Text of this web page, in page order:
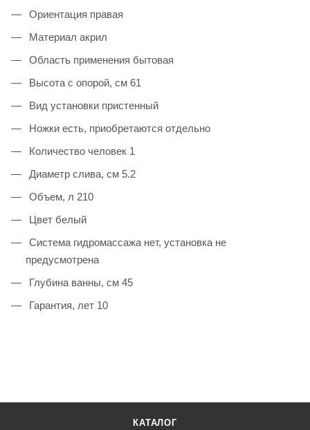
Ориентация правая
Материал акрил
Область применения бытовая
Высота с опорой, см 61
Вид установки пристенный
Ножки есть, приобретаются отдельно
Количество человек 1
Диаметр слива, см 5.2
Объем, л 210
Цвет белый
Система гидромассажа нет, установка не
предусмотрена
Глубина ванны, см 45
Гарантия, лет 10
КАТАЛОГ